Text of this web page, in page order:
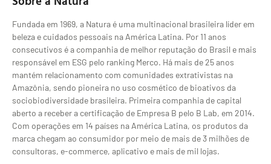
Fundada em 1969, a Natura é uma multinacional brasileira líder em
beleza e cuidados pessoais na América Latina. Por 11 anos
consecutivos é a companhia de melhor reputação do Brasil e mais
responsável em ESG pelo ranking Merco. Há mais de 25 anos
mantém relacionamento com comunidades extrativistas na
Amazônia, sendo pioneira no uso cosmético de bioativos da
sociobiodiversidade brasileira. Primeira companhia de capital
aberto a receber a certificação de Empresa B pelo B Lab, em 2014.
Com operações em 14 países na América Latina, os produtos da
marca chegam ao consumidor por meio de mais de 3 milhões de
consultoras, e-commerce, aplicativo e mais de mil lojas.